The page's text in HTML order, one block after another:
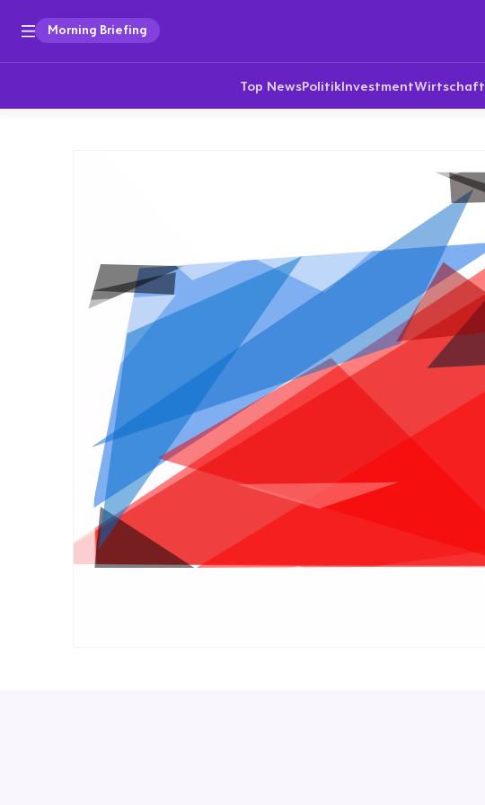
Morning Briefing
Top NewsPolitikInvestmentWirtschaft